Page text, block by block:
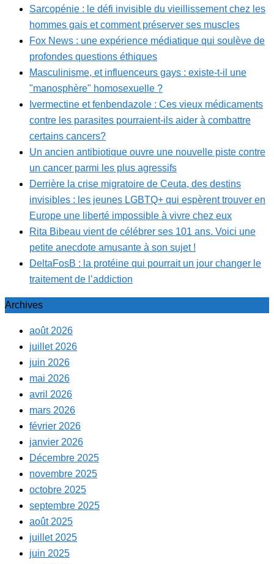
Sarcopénie : le défi invisible du vieillissement chez les
hommes gais et comment préserver ses muscles
Fox News : une expérience médiatique qui soulève de
profondes questions éthiques
Masculinisme, et influenceurs gays : existe-t-il une
"manosphère" homosexuelle ?
Ivermectine et fenbendazole : Ces vieux médicaments
contre les parasites pourraient-ils aider à combattre
certains cancers?
Un ancien antibiotique ouvre une nouvelle piste contre
un cancer parmi les plus agressifs
Derrière la crise migratoire de Ceuta, des destins
invisibles : les jeunes LGBTQ+ qui espèrent trouver en
Europe une liberté impossible à vivre chez eux
Rita Bibeau vient de célébrer ses 101 ans. Voici une
petite anecdote amusante à son sujet !
DeltaFosB : la protéine qui pourrait un jour changer le
traitement de l’addiction
Archives
août 2026
juillet 2026
juin 2026
mai 2026
avril 2026
mars 2026
février 2026
janvier 2026
Décembre 2025
novembre 2025
octobre 2025
septembre 2025
août 2025
juillet 2025
juin 2025